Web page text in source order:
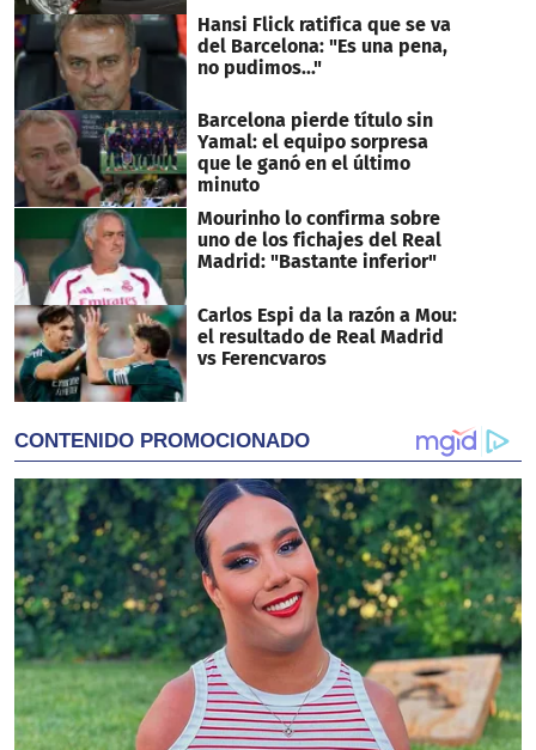
Hansi Flick ratifica que se va
del Barcelona: "Es una pena,
no pudimos..."
Barcelona pierde título sin
Yamal: el equipo sorpresa
que le ganó en el último
minuto
Mourinho lo confirma sobre
uno de los fichajes del Real
Madrid: "Bastante inferior"
Carlos Espi da la razón a Mou:
el resultado de Real Madrid
vs Ferencvaros